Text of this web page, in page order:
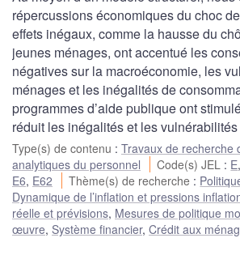
répercussions économiques du choc
effets inégaux, comme la hausse du
jeunes ménages, ont accentué les
négatives sur la macroéconomie, les
ménages et les inégalités de
programmes d’aide publique ont
réduit les inégalités et les
Type(s) de contenu : Travaux de recherche
analytiques du personnel
Code(s) JEL : E,
E6, E62 Thème(s) de recherche :
Dynamique de l’inflation et pressions
réelle et prévisions, Mesures de politique
œuvre, Système financier, Crédit aux